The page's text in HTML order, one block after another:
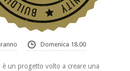
Domenica 18.00
è un progetto volto a creare una